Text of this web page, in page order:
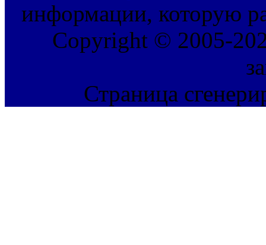
информации, которую
Copyright © 2005-
Страница